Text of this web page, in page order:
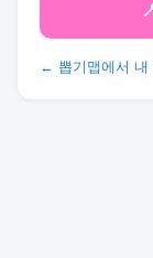
← 뽑기맵에서 내